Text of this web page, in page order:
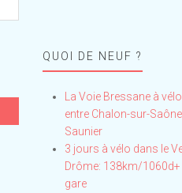
QUOI DE NEUF ?
La Voie Bressane à
entre Chalon-sur-
Saunier
3 jours à vélo dans le
Drôme: 138km/1060d+
gare